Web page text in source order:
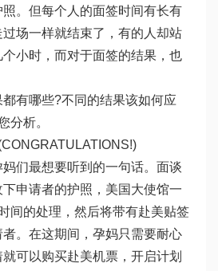
。但每个人的面签时间有长有
场一样就结束了，有的人却站
小时，而对于面签的结果，也
有哪些?不同的结果该如何应
分析。
们最想要听到的一句话。面谈
申请者的护照，美国大使馆一
间的处理，然后将带有赴美贴签
。在这期间，孕妈只需要耐心
可以购买赴美机票，开启计划